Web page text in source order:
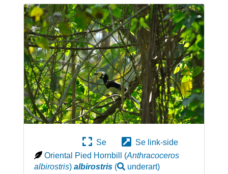
Se
Se link-side
Oriental Pied Hornbill
(Anthracoceros
albirostris) albirostris( underart)